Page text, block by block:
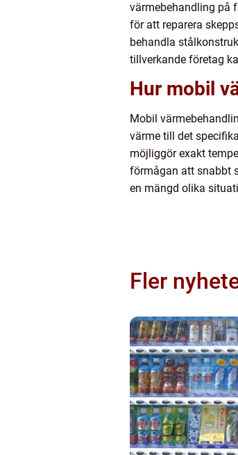
värmebehandling på
för att reparera
behandla
tillverkande företag
Hur mobil
Mobil
värme till det
möjliggör exakt
förmågan att snabbt
en mängd olika
Fler